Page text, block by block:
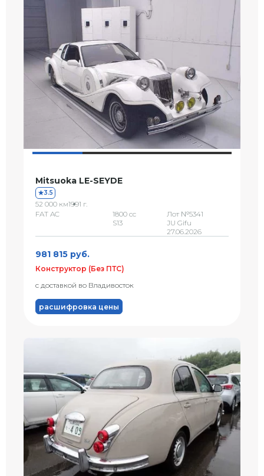
Mitsuoka LE-SEYDE
3.5
52 000 км1991 г.
FAT AC
1800 сс
S13
Лот №5341
JU Gifu
27.06.2026
981 815 руб.
Конструктор (Без ПТС)
с доставкой во Владивосток
расшифровка цены